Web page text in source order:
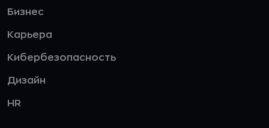
Бизнес
Карьера
Кибербезопасность
Дизайн
HR